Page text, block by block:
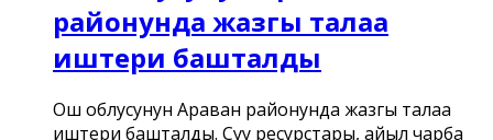
районунда жазгы талаа
иштери башталды
Ош облусунун Араван районунда жазгы талаа
иштери башталды. Суу ресурстары, айыл чарба